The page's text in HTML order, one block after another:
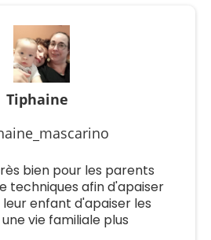
Tiphaine
bien pour les parents
techniques afin d'apaiser
enfant d'apaiser les
vie familiale plus